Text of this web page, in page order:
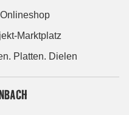
Marktplatz
Platten. Dielen